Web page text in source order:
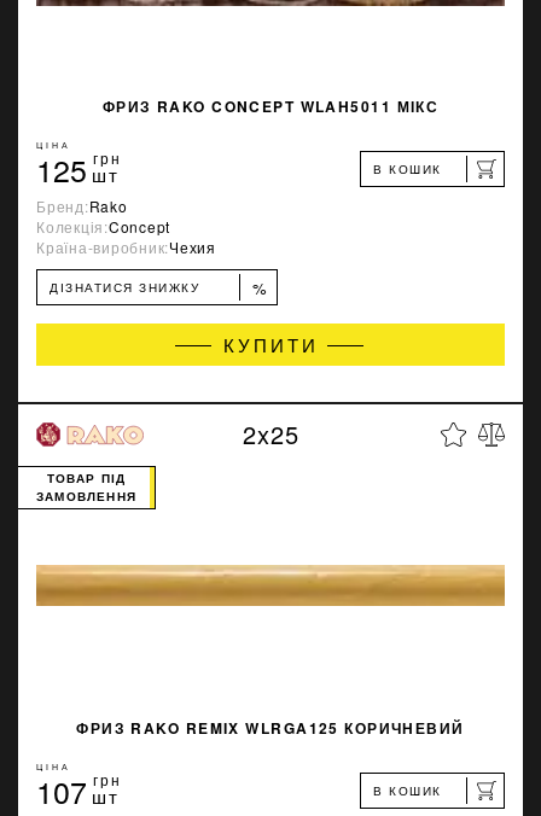
ФРИЗ RAKO CONCEPT WLAH5011 МІКС
ЦІНА
125 грн
шт В КОШИК
Бренд:Rako
Колекція:Concept
Країна-виробник:Чехия
ДІЗНАТИСЯ ЗНИЖКУ %
КУПИТИ
2x25
ФРИЗ RAKO REMIX WLRGA125 КОРИЧНЕВИЙ
ТОВАР ПІД
ЗАМОВЛЕННЯ
ЦІНА
107 грн
шт В КОШИК